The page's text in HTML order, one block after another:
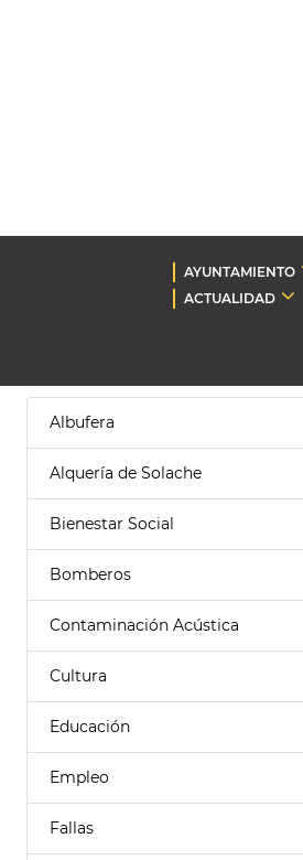
AYUNTAMIENTO
ACTUALIDAD
Albufera
Alquería de Solache
Bienestar Social
Bomberos
Contaminación Acústica
Cultura
Educación
Empleo
Fallas